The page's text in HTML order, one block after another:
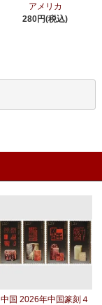
アメリカ
280円(税込)
中国 2026年中国篆刻４